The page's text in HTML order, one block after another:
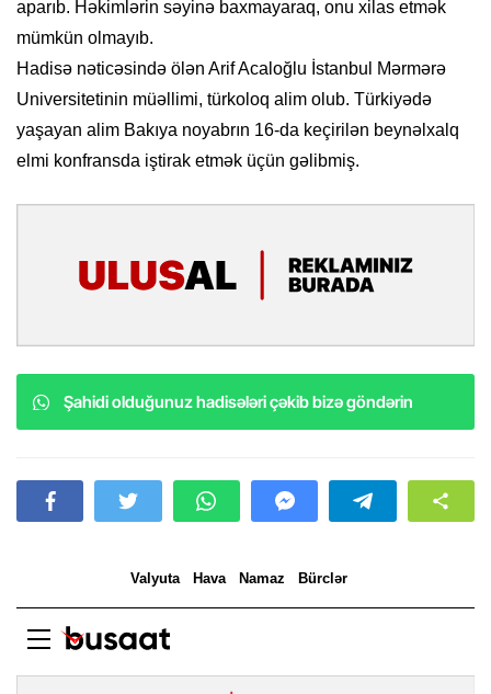
aparıb. Həkimlərin səyinə baxmayaraq, onu xilas etmək
mümkün olmayıb.
Hadisə nəticəsində ölən Arif Acaloğlu İstanbul Mərmərə
Universitetinin müəllimi, türkoloq alim olub. Türkiyədə
yaşayan alim Bakıya noyabrın 16-da keçirilən beynəlxalq
elmi konfransda iştirak etmək üçün gəlibmiş.
Şahidi olduğunuz hadisələri çəkib bizə göndərin